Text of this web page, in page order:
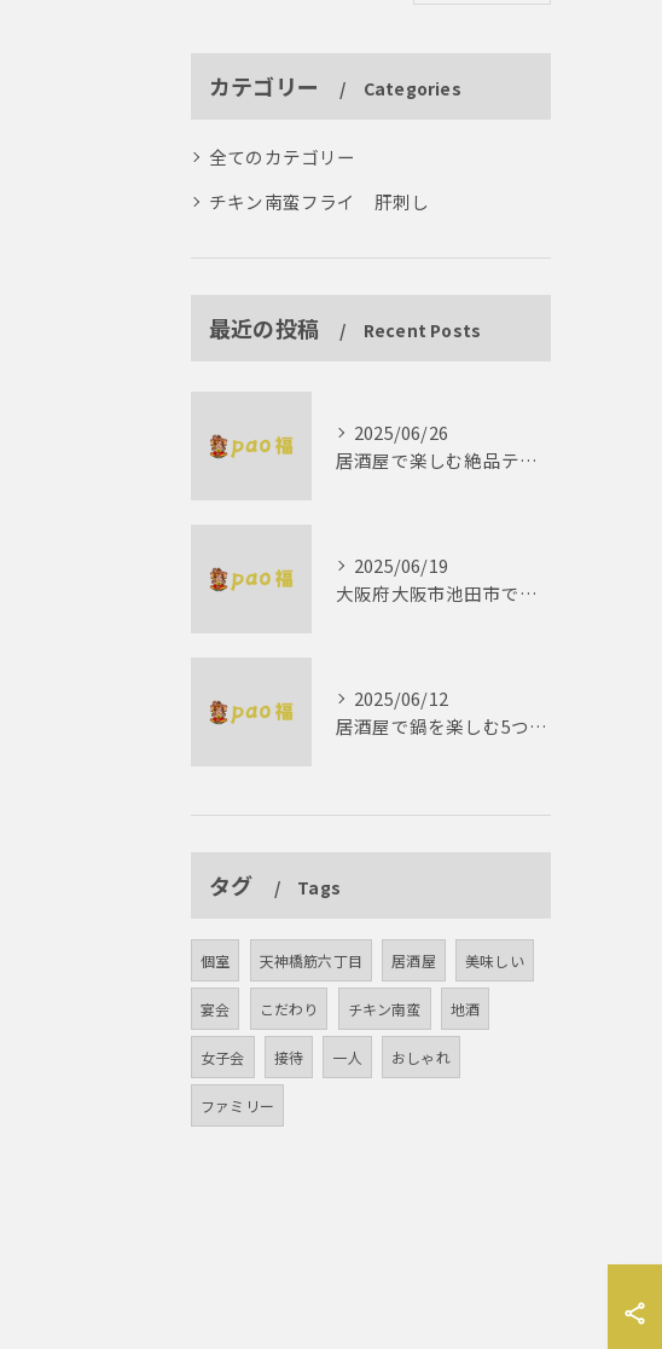
カテゴリー Categories
全てのカテゴリー
チキン南蛮フライ 肝刺し
最近の投稿 Recent Posts
2025/06/26
居酒屋で楽しむ絶品テリーヌの世界
2025/06/19
大阪府大阪市池田市で楽しむしゃぶしゃぶの魅力とは？
2025/06/12
居酒屋で鍋を楽しむ5つの理由 ゆったりとした時間を
タグ Tags
個室 天神橋筋六丁目 居酒屋 美味しい
宴会 こだわり チキン南蛮 地酒
女子会 接待 一人 おしゃれ
ファミリー